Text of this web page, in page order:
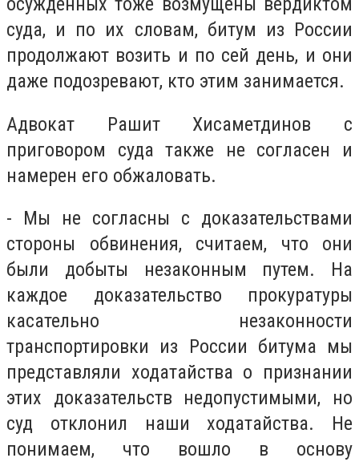
суда, и по их словам, битум из России
продолжают возить и по сей день, и они
даже подозревают, кто этим занимается.
Адвокат Рашит Хисаметдинов с
приговором суда также не согласен и
намерен его обжаловать.
- Мы не согласны с доказательствами
стороны обвинения, считаем, что они
были добыты незаконным путем. На
каждое доказательство прокуратуры
касательно незаконности
транспортировки из России битума мы
представляли ходатайства о признании
этих доказательств недопустимыми, но
суд отклонил наши ходатайства. Не
понимаем, что вошло в основу